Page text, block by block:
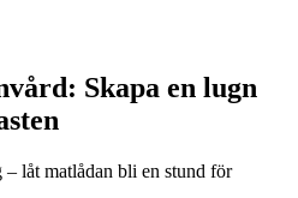
Skapa en lugn
låt matlådan bli en stund för